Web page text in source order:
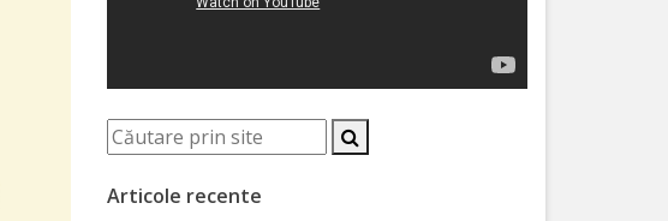
Articole recente